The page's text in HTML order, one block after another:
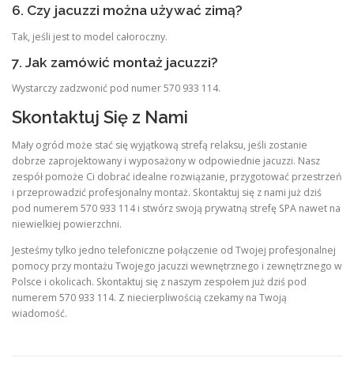
6. Czy jacuzzi można używać zimą?
Tak, jeśli jest to model całoroczny.
7. Jak zamówić montaż jacuzzi?
Wystarczy zadzwonić pod numer 570 933 114.
Skontaktuj Się z Nami
Mały ogród może stać się wyjątkową strefą relaksu, jeśli zostanie
dobrze zaprojektowany i wyposażony w odpowiednie jacuzzi. Nasz
zespół pomoże Ci dobrać idealne rozwiązanie, przygotować przestrzeń
i przeprowadzić profesjonalny montaż. Skontaktuj się z nami już dziś
pod numerem 570 933 114 i stwórz swoją prywatną strefę SPA nawet na
niewielkiej powierzchni.
Jesteśmy tylko jedno telefoniczne połączenie od Twojej profesjonalnej
pomocy przy montażu Twojego jacuzzi wewnętrznego i zewnętrznego w
Polsce i okolicach. Skontaktuj się z naszym zespołem już dziś pod
numerem 570 933 114. Z niecierpliwością czekamy na Twoją
wiadomość.